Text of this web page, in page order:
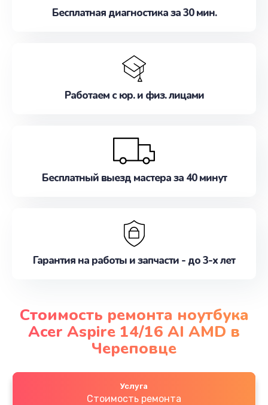
Бесплатная диагностика за 30 мин.
Работаем с юр. и физ. лицами
Бесплатный выезд мастера за 40 минут
Гарантия на работы и запчасти - до 3-х лет
Стоимость ремонта ноутбука
Acer Aspire 14/16 AI AMD в
Череповце
Услуга
Стоимость ремонта